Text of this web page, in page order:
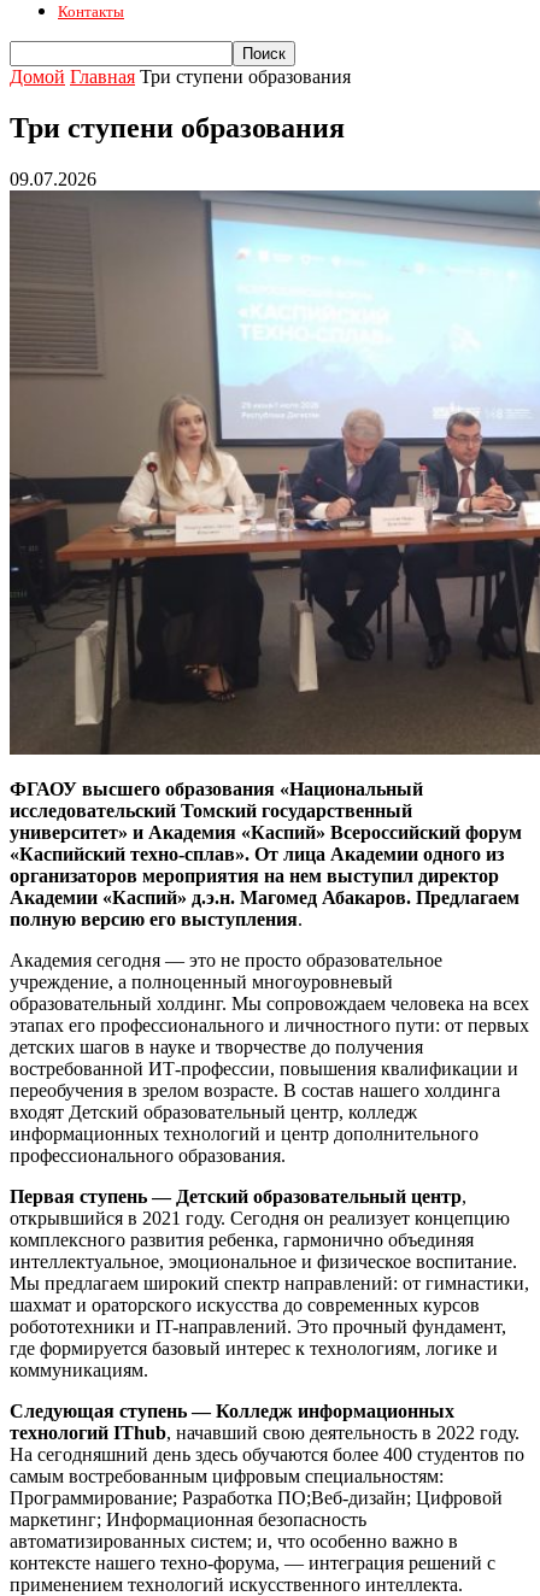
Контакты
Домой Главная Три ступени образования
Три ступени образования
09.07.2026
ФГАОУ высшего образования «Национальный
исследовательский Томский государственный
университет» и Академия «Каспий» Всероссийский форум
«Каспийский техно-сплав». От лица Академии одного из
организаторов мероприятия на нем выступил директор
Академии «Каспий» д.э.н. Магомед Абакаров. Предлагаем
полную версию его выступления.
Академия сегодня — это не просто образовательное
учреждение, а полноценный многоуровневый
образовательный холдинг. Мы сопровождаем человека на всех
этапах его профессионального и личностного пути: от первых
детских шагов в науке и творчестве до получения
востребованной ИТ-профессии, повышения квалификации и
переобучения в зрелом возрасте. В состав нашего холдинга
входят Детский образовательный центр, колледж
информационных технологий и центр дополнительного
профессионального образования.
Первая ступень — Детский образовательный центр,
открывшийся в 2021 году. Сегодня он реализует концепцию
комплексного развития ребенка, гармонично объединяя
интеллектуальное, эмоциональное и физическое воспитание.
Мы предлагаем широкий спектр направлений: от гимнастики,
шахмат и ораторского искусства до современных курсов
робототехники и IT-направлений. Это прочный фундамент,
где формируется базовый интерес к технологиям, логике и
коммуникациям.
Следующая ступень — Колледж информационных
технологий IThub, начавший свою деятельность в 2022 году.
На сегодняшний день здесь обучаются более 400 студентов по
самым востребованным цифровым специальностям:
Программирование; Разработка ПО;Веб-дизайн; Цифровой
маркетинг; Информационная безопасность
автоматизированных систем; и, что особенно важно в
контексте нашего техно-форума, — интеграция решений с
применением технологий искусственного интеллекта.